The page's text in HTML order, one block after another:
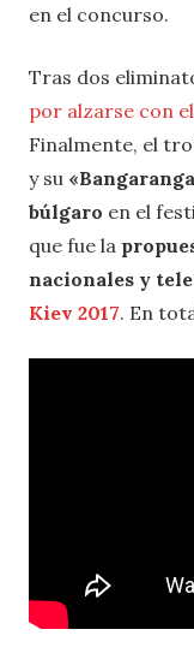
en el concurso.
Tras dos
por alzarse con el
Finalmente, el
y su
búlgaro en el
que fue la
nacionales y
Kiev 2017. En